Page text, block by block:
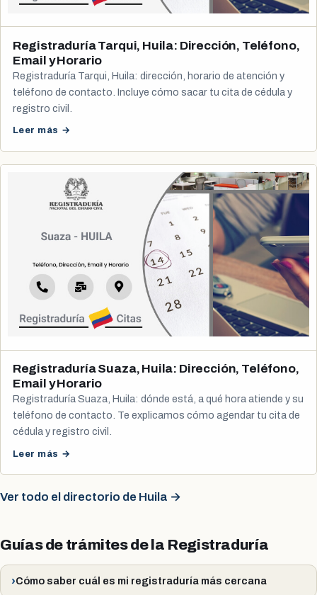
Registraduría Tarqui, Huila: Dirección, Teléfono,
Email y Horario
Registraduría Tarqui, Huila: dirección, horario de atención y
teléfono de contacto. Incluye cómo sacar tu cita de cédula y
registro civil.
Leer más →
Registraduría Suaza, Huila: Dirección, Teléfono,
Email y Horario
Registraduría Suaza, Huila: dónde está, a qué hora atiende y su
teléfono de contacto. Te explicamos cómo agendar tu cita de
cédula y registro civil.
Leer más →
Ver todo el directorio de Huila →
Guías de trámites de la Registraduría
Cómo saber cuál es mi registraduría más cercana